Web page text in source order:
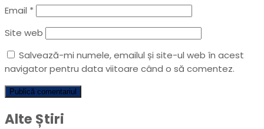
Email *
Site web
Salvează-mi numele, emailul și site-ul web în acest
navigator pentru data viitoare când o să comentez.
Alte Știri